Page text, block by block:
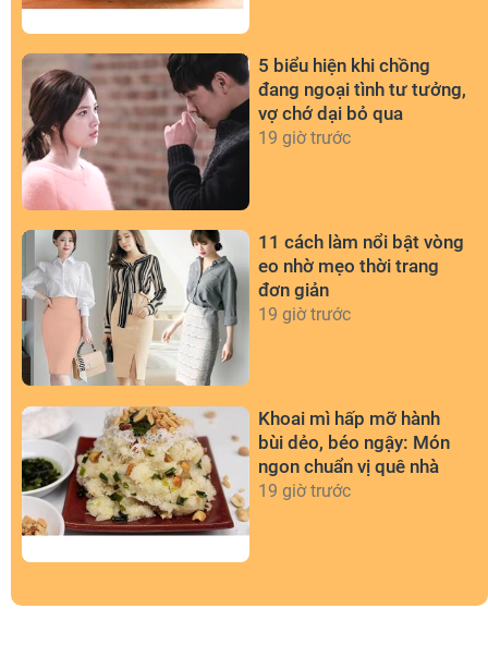
5 biểu hiện khi chồng
đang ngoại tình tư tưởng,
vợ chớ dại bỏ qua
19 giờ trước
11 cách làm nổi bật vòng
eo nhờ mẹo thời trang
đơn giản
19 giờ trước
Khoai mì hấp mỡ hành
bùi dẻo, béo ngậy: Món
ngon chuẩn vị quê nhà
19 giờ trước